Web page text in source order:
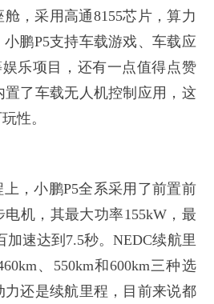
，采用高通8155芯片，算力
鹏P5支持车载游戏、车载应
乐项目，还有一点值得点赞
置了车载无人机控制应用，这
性。
，小鹏P5全系采用了前置前
机，其最大功率155kW，最
加速达到7.5秒。NEDC续航里
、550km和600km三种选
力还是续航里程，目前来说都